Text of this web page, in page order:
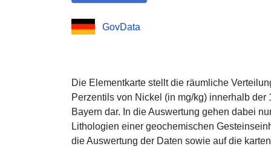
GovData
Die Elementkarte stellt die räumliche
Perzentils von Nickel (in mg/kg) innerhalb
Bayern dar. In die Auswertung gehen dabei
Lithologien einer geochemischen
die Auswertung der Daten sowie auf die